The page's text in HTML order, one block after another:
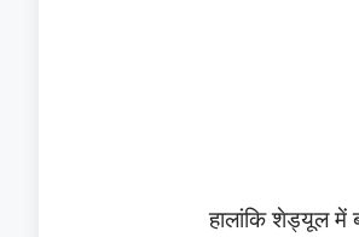
हालांकि शेड्यूल में